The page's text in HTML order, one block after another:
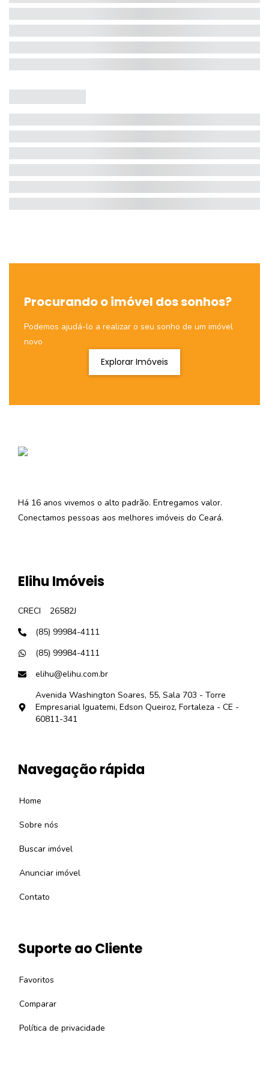
Procurando o imóvel dos sonhos?
Podemos ajudá-lo a realizar o seu sonho de um imóvel
novo
Explorar Imóveis
Há 16 anos vivemos o alto padrão. Entregamos valor.
Conectamos pessoas aos melhores imóveis do Ceará.
Elihu Imóveis
CRECI
26582J
(85) 99984-4111
(85) 99984-4111
elihu@elihu.com.br
Avenida Washington Soares, 55, Sala 703 - Torre
Empresarial Iguatemi, Edson Queiroz, Fortaleza - CE -
60811-341
Navegação rápida
Home
Sobre nós
Buscar imóvel
Anunciar imóvel
Contato
Suporte ao Cliente
Favoritos
Comparar
Política de privacidade